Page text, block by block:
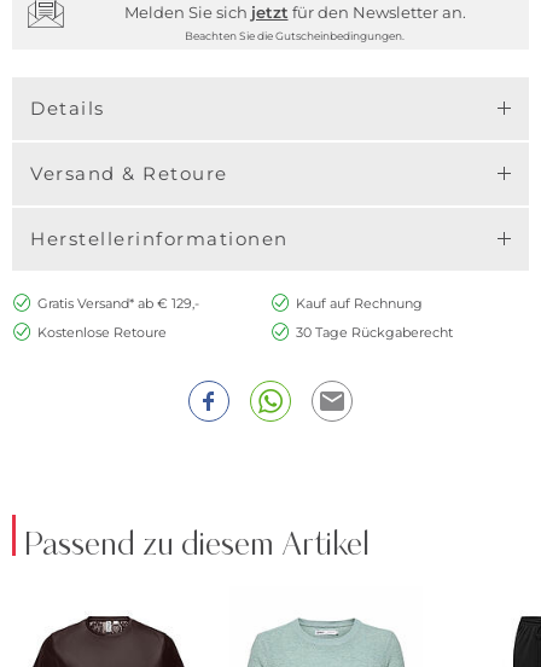
Melden Sie sich jetzt für den Newsletter an.
Beachten Sie die Gutscheinbedingungen.
Details
Versand & Retoure
Herstellerinformationen
Gratis Versand* ab € 129,-
Kauf auf Rechnung
Kostenlose Retoure
30 Tage Rückgaberecht
Passend zu diesem Artikel